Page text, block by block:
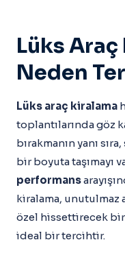
Lüks
Neden
Lüks araç kiralama
toplantılarında göz
bırakmanın yanı
bir boyuta taşımayı
performans
kiralama, unutulmaz
özel hissettirecek bir
ideal bir tercihtir.